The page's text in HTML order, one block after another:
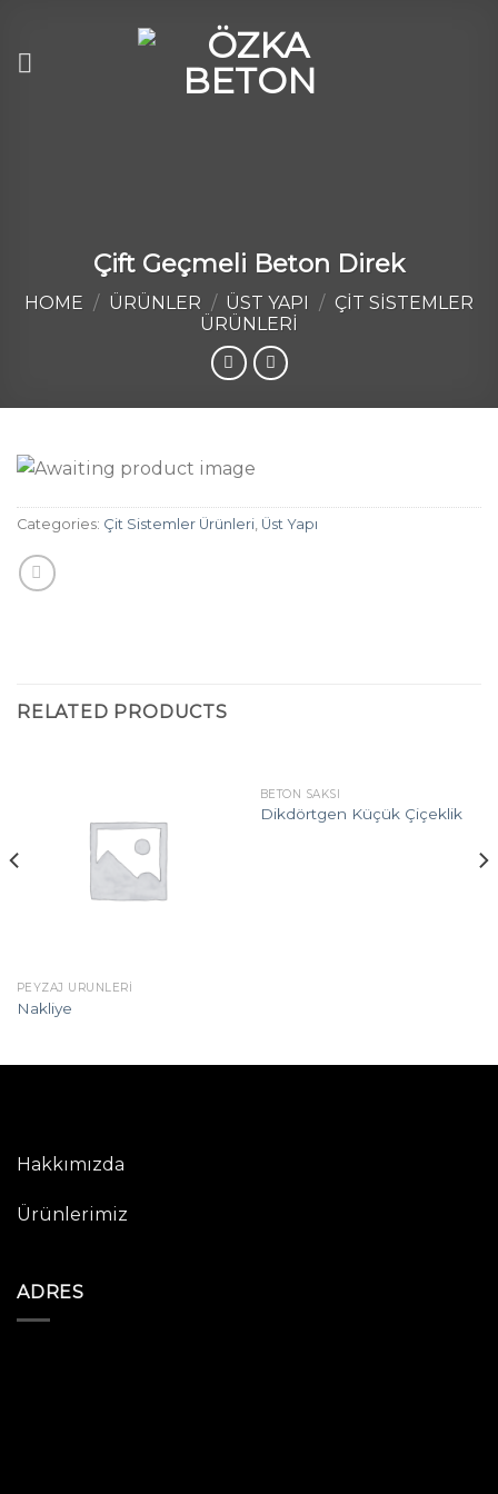
content
Çift Geçmeli Beton Direk
HOME / ÜRÜNLER / ÜST YAPI / ÇIT SISTEMLER
ÜRÜNLERI
Categories: Çit Sistemler Ürünleri Üst Yapı
RELATED PRODUCTS
PEYZAJ ÜRÜNLERI
Nakliye
BETON SAKSI
Dikdörtgen Küçük Çiçeklik
Hakkımızda
Ürünlerimiz
ADRES